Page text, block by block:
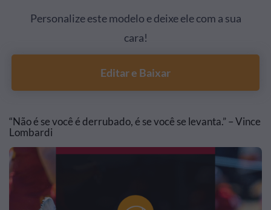
Personalize este modelo e deixe ele com a sua
cara!
Editar e Baixar
“Não é se você é derrubado, é se você se levanta.” – Vince
Lombardi